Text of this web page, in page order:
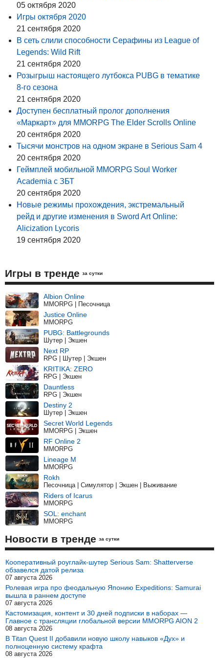
05 октября 2020
Игры октября 2020
21 сентября 2020
В сеть слили способности Серафины из League of
Legends: Wild Rift
21 сентября 2020
Розыгрыш настоящего лутбокса PUBG в тематике
8-го сезона
21 сентября 2020
Доступен бесплатный пролог дополнения
«Маркарт» для MMORPG The Elder Scrolls Online
20 сентября 2020
Тысячи монстров на одном экране в Serious Sam 4
20 сентября 2020
Геймплей мобильной MMORPG Soul Worker
Academia с ЗБТ
20 сентября 2020
Новые режимы прохождения, экстремальный
рейд и другие изменения в Sword Art Online:
Alicization Lycoris
19 сентября 2020
Игры в тренде за сутки
Albion Online
MMORPG | Песочница
Justice Online
MMORPG
PUBG: Battlegrounds
Шутер | Экшен
Next RP
RPG | Шутер | Экшен
KRITIKA: ZERO
RPG | Экшен
Dauntless
RPG | Экшен
Destiny 2
Шутер | Экшен
Secret World Legends
MMORPG | Экшен
RF Online 2
MMORPG
Lineage M
MMORPG
Rokh
Песочница | Симулятор | Экшен | Выживание
Riders of Icarus
MMORPG
SOL: enchant
MMORPG
Новости в тренде за сутки
Кооперативный роуглайк-шутер Serious Sam: Shatterverse
обзавелся датой релиза
07 августа 2026
Ролевая игра про феодальную Японию Expeditions: Samurai
вышла в раннем доступе
07 августа 2026
Кастомизация, контент и 30 дней подписки в наборах —
Главное с трансляции глобальной версии MMORPG AION 2
08 августа 2026
В Titan Quest II добавили новую школу навыков «Дух» и
полноценную систему крафта
08 августа 2026